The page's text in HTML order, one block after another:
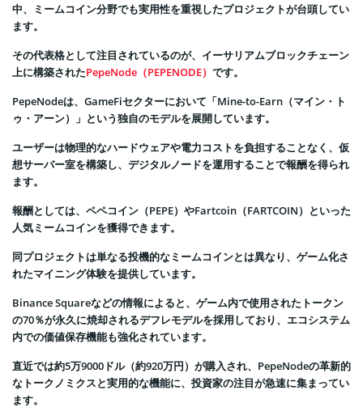
中、ミームコイン分野でも実用性を重視したプロジェクトが台頭してい
ます。
その代表格として注目されているのが、イーサリアムブロックチェーン
上に構築されたPepeNode（PEPENODE） です。
PepeNodeは、GameFiセクターにおいて「Mine-to-Earn（マイン・ト
ゥ・アーン）」という独自のモデルを展開しています。
ユーザーは物理的なハードウェアや電力コストを負担することなく、仮
想サーバー室を構築し、デジタルノードを運用することで報酬を得られ
ます。
報酬としては、ペペコイン（PEPE）やFartcoin（FARTCOIN）といった
人気ミームコインを獲得できます。
同プロジェクトは単なる投機的なミームコインとは異なり、ゲーム化さ
れたマイニング体験を提供しています。
Binance Squareなどの情報によると、ゲーム内で使用されたトークン
の70％が永久に焼却されるデフレモデルを採用しており、エコシステム
内での価値保存機能も強化されています。
直近では約5万9000ドル（約920万円）が購入され、PepeNodeの革新的
なトークノミクスと実用的な機能に、投資家の注目が急速に集まってい
ます。